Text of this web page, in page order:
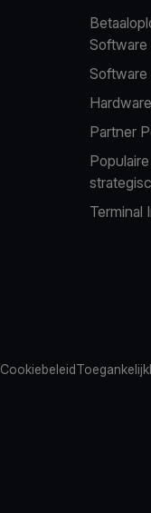
Software
Software
Partner
Terminal
Cookiebeleid